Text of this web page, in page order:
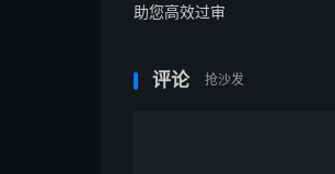
助您高效过审
评论 抢沙发